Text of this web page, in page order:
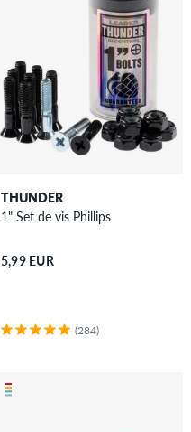
THUNDER
1" Set de vis Phillips
5,99 EUR
(284)